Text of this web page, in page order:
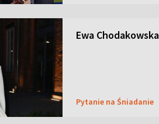
Ewa
Pytanie na Śniadanie